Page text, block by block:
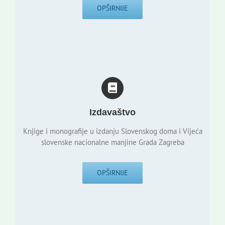
OPŠIRNIJE
Izdavaštvo
Knjige i monografije u izdanju Slovenskog doma i Vijeća
slovenske nacionalne manjine Grada Zagreba
OPŠIRNIJE